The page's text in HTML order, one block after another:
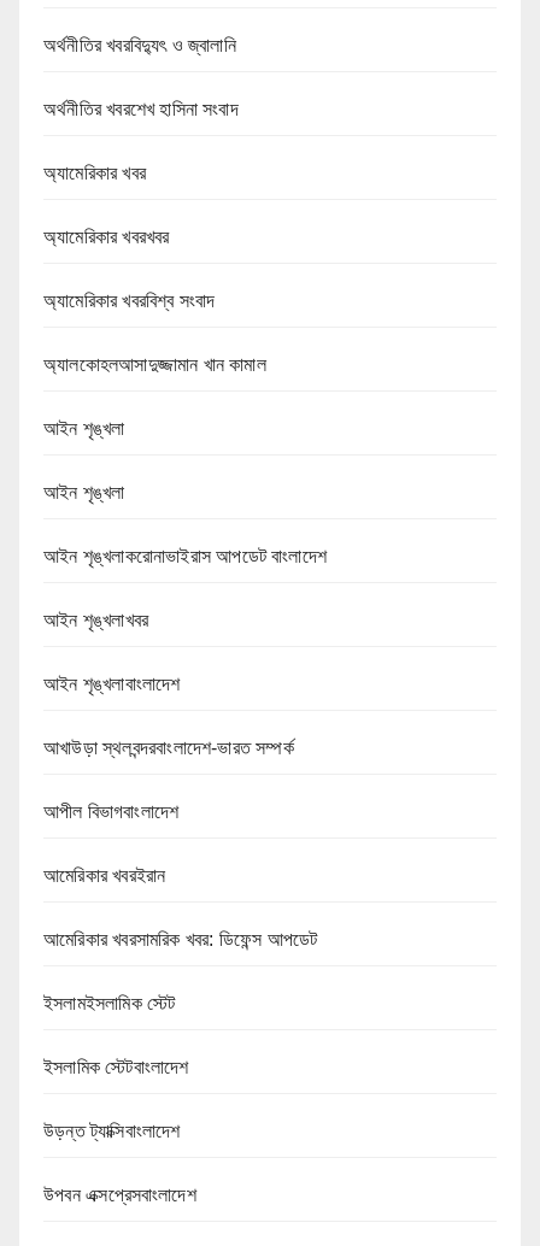
অর্থনীতির খবরবিদ্যুৎ ও জ্বালানি
অর্থনীতির খবরশেখ হাসিনা সংবাদ
অ্যামেরিকার খবর
অ্যামেরিকার খবরখবর
অ্যামেরিকার খবরবিশ্ব সংবাদ
অ্যালকোহলআসাদুজ্জামান খান কামাল
আইন শৃঙ্খলা
আইন শৃঙ্খলা
আইন শৃঙ্খলাকরোনাভাইরাস আপডেট বাংলাদেশ
আইন শৃঙ্খলাখবর
আইন শৃঙ্খলাবাংলাদেশ
আখাউড়া স্থলবন্দরবাংলাদেশ-ভারত সম্পর্ক
আপীল বিভাগবাংলাদেশ
আমেরিকার খবরইরান
আমেরিকার খবরসামরিক খবর: ডিফেন্স আপডেট
ইসলামইসলামিক স্টেট
ইসলামিক স্টেটবাংলাদেশ
উড়ন্ত ট্যাক্সিবাংলাদেশ
উপবন এক্সপ্রেসবাংলাদেশ